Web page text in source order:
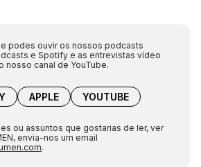
podes ouvir os nossos podcasts
e Spotify e as entrevistas vídeo
nosso canal de YouTube.
APPLE YOUTUBE
ou assuntos que gostarias de ler, ver
envia-nos um email
.